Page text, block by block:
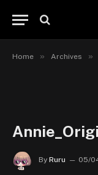
Home » Archives »
By Ruru 05/